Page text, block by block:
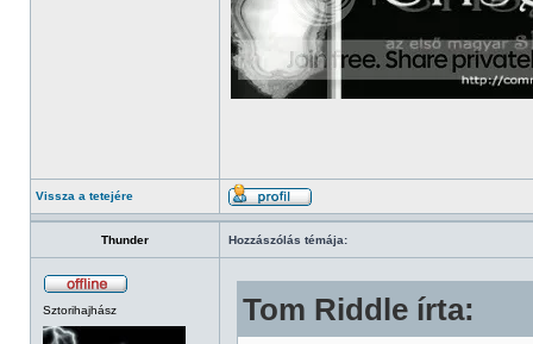
Vissza a tetejére
Thunder Hozzászólás témája:
Sztorihajhász Tom Riddle írta: